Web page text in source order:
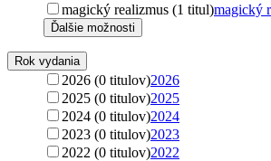
magický realizmus (1 titul)magický
Ďalšie možnosti
Rok vydania
2026 (0 titulov)2026
2025 (0 titulov)2025
2024 (0 titulov)2024
2023 (0 titulov)2023
2022 (0 titulov)2022